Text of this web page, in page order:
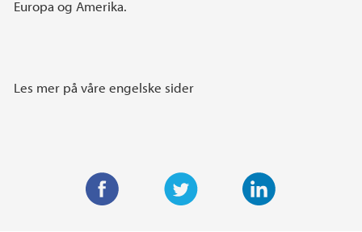
Europa og Amerika.
Les mer på våre engelske sider